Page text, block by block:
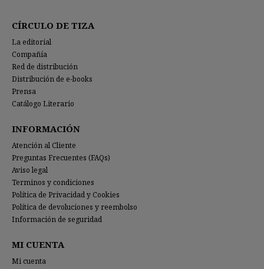
CÍRCULO DE TIZA
La editorial
Compañía
Red de distribución
Distribución de e-books
Prensa
Catálogo Literario
INFORMACIÓN
Atención al Cliente
Preguntas Frecuentes (FAQs)
Aviso legal
Terminos y condiciones
Política de Privacidad y Cookies
Política de devoluciones y reembolso
Información de seguridad
MI CUENTA
Mi cuenta